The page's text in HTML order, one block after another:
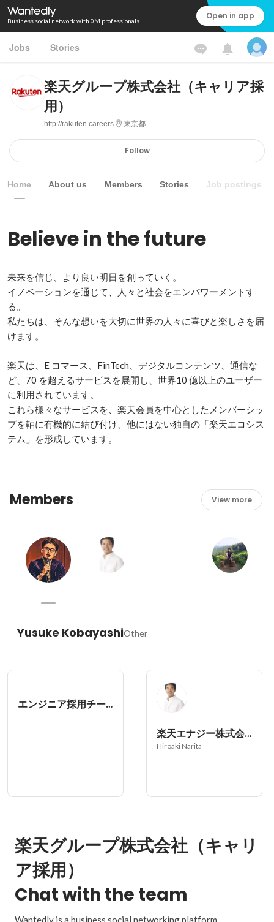
Business social network with 0M professionals Open in app
Jobs Stories
楽天グループ株式会社（キャリア採
用）
http://rakuten.careers 東京都
Follow
Home About us Members Stories Job postings
Believe in the future
未来を信じ、より良い明日を創っていく。
イノベーションを通じて、人々と社会をエンパワーメントす
る。
私たちは、そんな想いを大切に世界の人々に喜びと楽しさを届
けます。
楽天は、E コマース、FinTech、デジタルコンテンツ、通信な
ど、70 を超えるサービスを展開し、世界10 億以上のユーザー
に利用されています。
これら様々なサービスを、楽天会員を中心としたメンバーシッ
プを軸に有機的に結び付け、他にはない独自の「楽天エコシス
テム」を形成しています。
Members View more
Yusuke KobayashiOther
エンジニア採用チーム
楽天エナジー株式会社
Hiroaki Narita
楽天グループ株式会社（キャリ
ア採用）
Chat with the team
Wantedly is a business social networking platform